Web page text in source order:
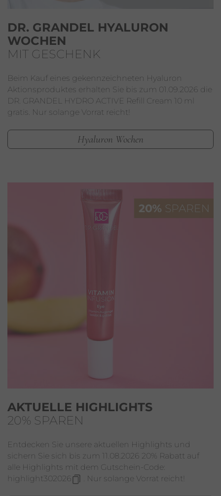
DR. GRANDEL HYALURON
WOCHEN
MIT GESCHENK
Beim Kauf eines gekennzeichneten Hyaluron
Aktionsproduktes erhalten Sie bis zum 01.09.2026 die
DR. GRANDEL HYDRO ACTIVE Refill Cream 10 ml
gratis. Nur solange Vorrat reicht!
Hyaluron Wochen
AKTUELLE HIGHLIGHTS
20% SPAREN
Entdecken Sie unsere aktuellen Highlights und
sichern Sie sich bis zum 11.08.2026 20% Rabatt auf
alle Highlights mit dem Gutschein-Code:
highlight302026
. Nur solange Vorrat reicht!